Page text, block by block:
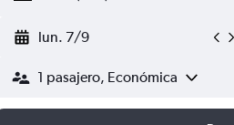
lun. 7/9
1 pasajero, Económica